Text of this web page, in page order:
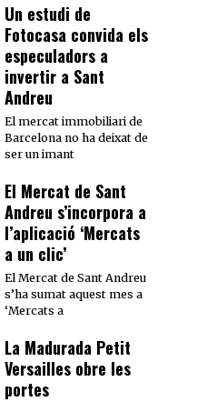
Un estudi de
Fotocasa convida els
especuladors a
invertir a Sant
Andreu
El mercat immobiliari de
Barcelona no ha deixat de
ser un imant
El Mercat de Sant
Andreu s’incorpora a
l’aplicació ‘Mercats
a un clic’
El Mercat de Sant Andreu
s’ha sumat aquest mes a
‘Mercats a
La Madurada Petit
Versailles obre les
portes